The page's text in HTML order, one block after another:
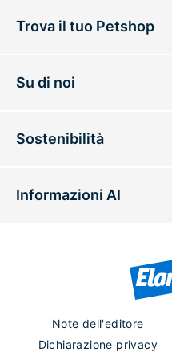
Trova il tuo Petshop
Su di noi
Sostenibilità
Informazioni AI
Note dell'editore
Dichiarazione privacy